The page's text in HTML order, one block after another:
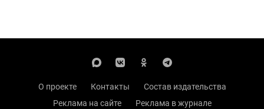
О проекте Контакты
Состав издательства
Реклама на сайте
Реклама в журнале